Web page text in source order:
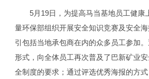
5月19日，为提高马当基地员工健康
量环保部组织开展安全知识竞赛及安全
引包括当地承包商在内的众多员工参加
形式，向全体员工再次普及了巴新矿业
全制度的要求；通过评选优秀海报的方